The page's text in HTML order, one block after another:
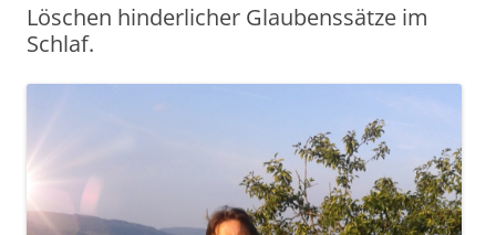
Löschen hinderlicher Glaubenssätze im
Schlaf.